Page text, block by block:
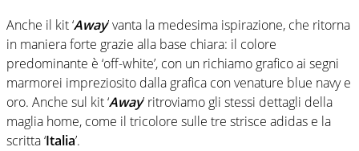
Anche il kit ‘Away’ vanta la medesima ispirazione, che ritorna
in maniera forte grazie alla base chiara: il colore
predominante è ‘off-white’, con un richiamo grafico ai segni
marmorei impreziosito dalla grafica con venature blue navy e
oro. Anche sul kit ‘Away’ ritroviamo gli stessi dettagli della
maglia home, come il tricolore sulle tre strisce adidas e la
scritta ‘Italia’.